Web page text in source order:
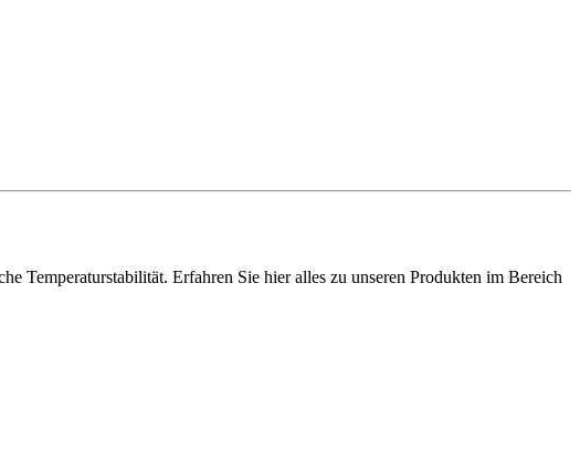
Temperaturstabilität. Erfahren Sie hier alles zu unseren Produkten im Bereich